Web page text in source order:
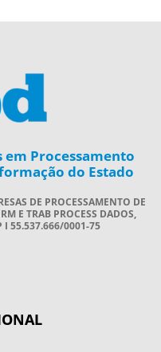
Processamento
do Estado
DE PROCESSAMENTO DE
E TRAB PROCESS DADOS,
I 55.537.666/0001-75